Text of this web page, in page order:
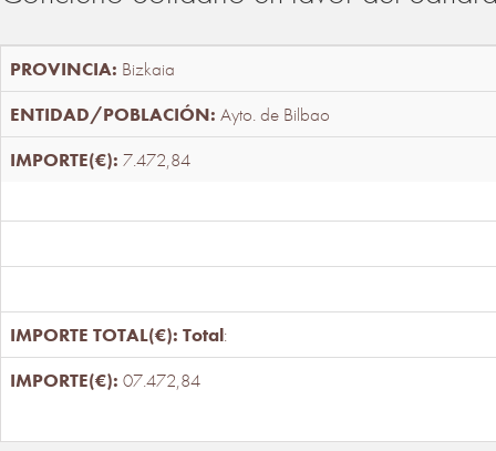
Bizkaia
Ayto. de Bilbao
7.472,84
Total:
07.472,84